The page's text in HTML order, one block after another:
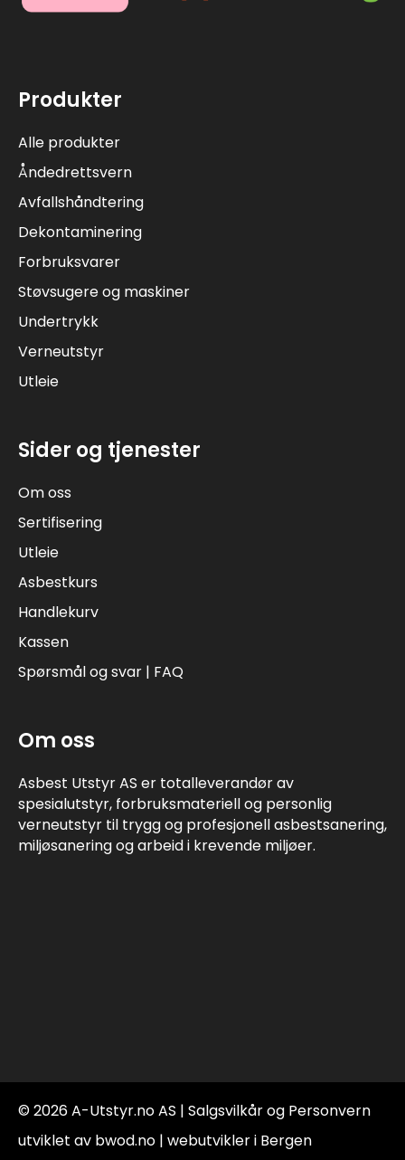
Produkter
Alle produkter
Åndedrettsvern
Avfallshåndtering
Dekontaminering
Forbruksvarer
Støvsugere og maskiner
Undertrykk
Verneutstyr
Utleie
Sider og tjenester
Om oss
Sertifisering
Utleie
Asbestkurs
Handlekurv
Kassen
Spørsmål og svar | FAQ
Om oss
Asbest Utstyr AS er totalleverandør av
spesialutstyr, forbruksmateriell og personlig
verneutstyr til trygg og profesjonell asbestsanering,
miljøsanering og arbeid i krevende miljøer.
© 2026 A-Utstyr.no AS | Salgsvilkår og Personvern
utviklet av bwod.no | webutvikler i Bergen